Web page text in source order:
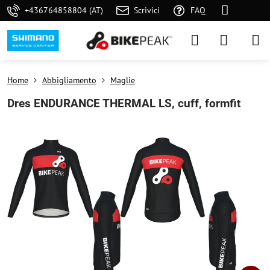
+436764858804 (AT) Scrivici FAQ
Home Abbigliamento Maglie
Dres ENDURANCE THERMAL LS, cuff, formfit